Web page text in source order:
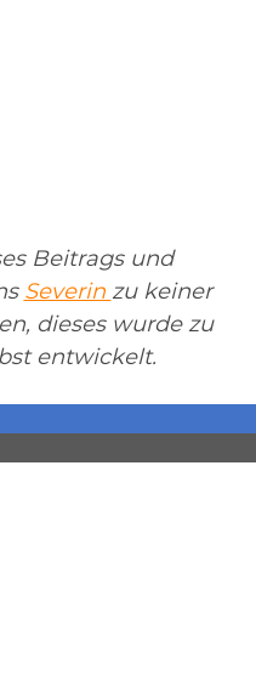
Beitrags und
Severin zu keiner
dieses wurde zu
entwickelt.